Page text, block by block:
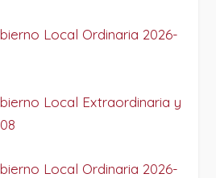
Local Ordinaria 2026-
Local Extraordinaria y
Local Ordinaria 2026-